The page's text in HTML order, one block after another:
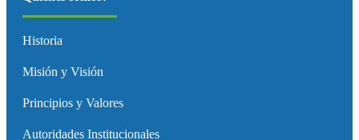
Historia
Misión y Visión
Principios y Valores
Autoridades Institucionales